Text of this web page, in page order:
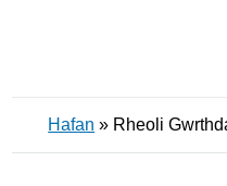
Hafan » Rheoli